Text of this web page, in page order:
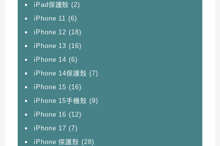
iPad保護殼 (2)
iPhone 11 (6)
iPhone 12 (18)
iPhone 13 (16)
iPhone 14 (6)
iPhone 14保護殼 (7)
iPhone 15 (16)
iPhone 15手機殼 (9)
iPhone 16 (12)
iPhone 17 (7)
iPhone 保護殼 (28)